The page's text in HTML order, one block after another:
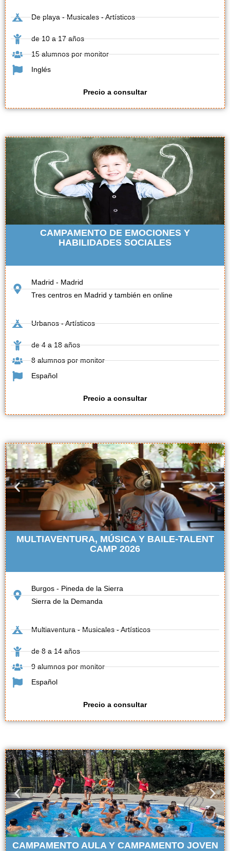
De playa - Musicales - Artísticos
de 10 a 17 años
15 alumnos por monitor
Inglés
Precio a consultar
CAMPAMENTO DE EMOCIONES Y
HABILIDADES SOCIALES
Madrid - Madrid
Tres centros en Madrid y también en online
Urbanos - Artísticos
de 4 a 18 años
8 alumnos por monitor
Español
Precio a consultar
MULTIAVENTURA, MÚSICA Y BAILE-TALENT
CAMP 2026
Burgos - Pineda de la Sierra
Sierra de la Demanda
Multiaventura - Musicales - Artísticos
de 8 a 14 años
9 alumnos por monitor
Español
Precio a consultar
CAMPAMENTO AULA Y CAMPAMENTO JOVEN